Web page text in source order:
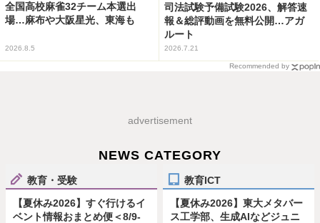
全国高校麻雀32チーム本選出
場…麻布や大阪星光、東海も
2026.8.5
司法試験予備試験2026、解答速
報＆総評動画を無料公開…アガ
ルート
2026.7.21
Recommended by
advertisement
NEWS CATEGORY
教育・受験
【夏休み2026】すぐ行けるイ
ベント情報おまとめ便＜8/9-
教育ICT
【夏休み2026】東大メタバー
ス工学部、生成AIなどジュニ